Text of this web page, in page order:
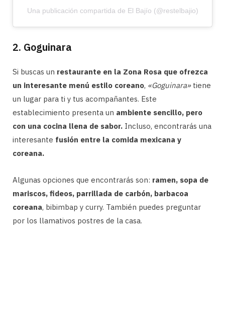
Una publicación compartida de El Bajío (@restelbajio)
2. Goguinara
Si buscas un restaurante en la Zona Rosa que ofrezca
un interesante menú estilo coreano, «Goguinara»tiene
un lugar para ti y tus acompañantes. Este
establecimiento presenta un ambiente sencillo, pero
con una cocina llena de sabor. Incluso, encontrarás una
interesante fusión entre la comida mexicana y
coreana.
Algunas opciones que encontrarás son: ramen, sopa de
mariscos, fideos, parrillada de carbón, barbacoa
coreana, bibimbap y curry. También puedes preguntar
por los llamativos postres de la casa.